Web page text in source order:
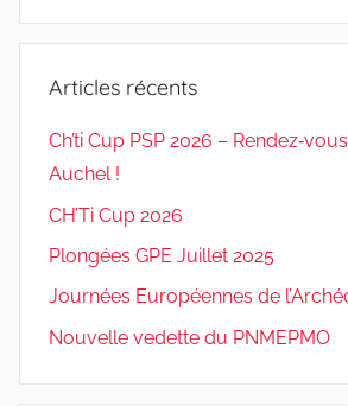
Articles récents
Ch’ti Cup PSP 2026 –
Auchel !
CH’Ti Cup 2026
Plongées GPE Juillet 2025
Journées Européennes de
Nouvelle vedette du PNMEPMO